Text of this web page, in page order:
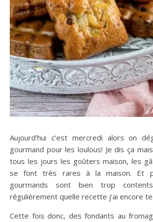
Aujourd’hui c’est mercredi alors on dégaine un goûter
gourmand pour les loulous! Je dis ça
tous les jours les goûters maison, les
se font très rares à la maison. Et
gourmands sont bien trop
régulièrement quelle recette j’ai encore
Cette fois donc, des fondants au